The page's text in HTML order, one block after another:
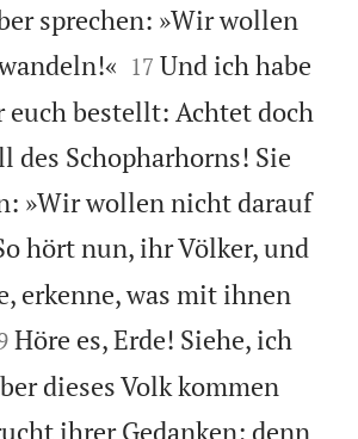
sprechen: »Wir wollen


17 Und ich habe
euch bestellt: Achtet doch
des Schopharhorns! Sie
»Wir wollen nicht darauf
hört nun, ihr Völker, und
erkenne, was mit ihnen
Höre es, Erde! Siehe, ich
dieses Volk kommen
ihrer Gedanken; denn